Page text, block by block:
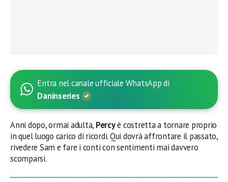
Entra nel canale ufficiale WhatsApp di
Daninseries
Anni dopo, ormai adulta, Percyè costretta a tornare proprio
in quel luogo carico di ricordi. Qui dovrà affrontare il passato,
rivedere Sam e fare i conti con sentimenti mai davvero
scomparsi.